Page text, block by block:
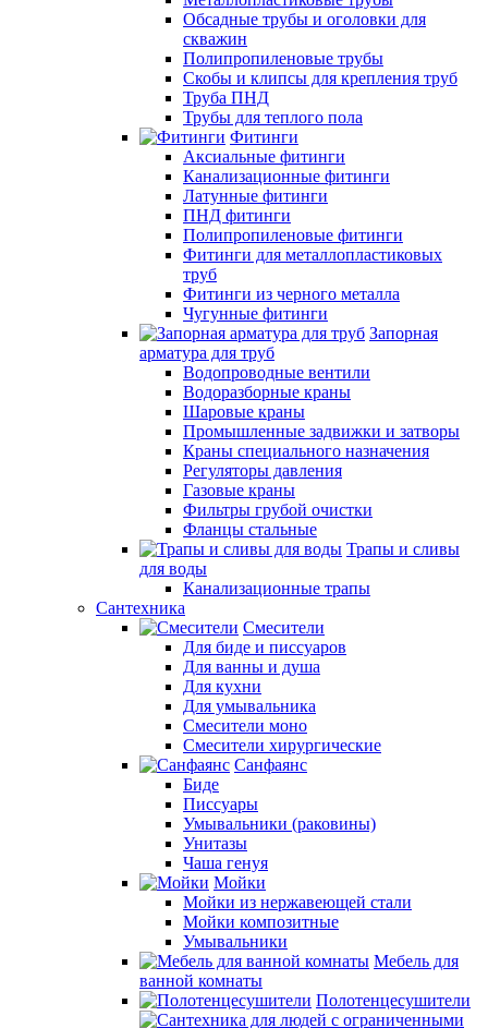
Обсадные трубы и оголовки для
скважин
Полипропиленовые трубы
Скобы и клипсы для крепления труб
Труба ПНД
Трубы для теплого пола
Фитинги
Аксиальные фитинги
Канализационные фитинги
Латунные фитинги
ПНД фитинги
Полипропиленовые фитинги
Фитинги для металлопластиковых
труб
Фитинги из черного металла
Чугунные фитинги
Запорная
арматура для труб
Водопроводные вентили
Водоразборные краны
Шаровые краны
Промышленные задвижки и затворы
Краны специального назначения
Регуляторы давления
Газовые краны
Фильтры грубой очистки
Фланцы стальные
Трапы и сливы
для воды
Канализационные трапы
Сантехника
Смесители
Для биде и писсуаров
Для ванны и душа
Для кухни
Для умывальника
Смесители моно
Смесители хирургические
Санфаянс
Биде
Писсуары
Умывальники (раковины)
Унитазы
Чаша генуя
Мойки
Мойки из нержавеющей стали
Мойки композитные
Умывальники
Мебель для
ванной комнаты
Полотенцесушители